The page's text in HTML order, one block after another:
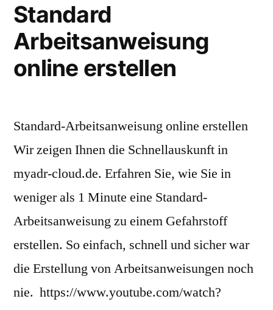
Standard
Arbeitsanweisung
online erstellen
Standard-Arbeitsanweisung online erstellen
Wir zeigen Ihnen die Schnellauskunft in
myadr-cloud.de. Erfahren Sie, wie Sie in
weniger als 1 Minute eine Standard-
Arbeitsanweisung zu einem Gefahrstoff
erstellen. So einfach, schnell und sicher war
die Erstellung von Arbeitsanweisungen noch
nie. https://www.youtube.com/watch?